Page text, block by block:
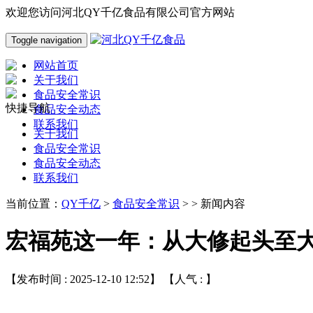
欢迎您访问河北QY千亿食品有限公司官方网站
Toggle navigation
网站首页
关于我们
食品安全常识
食品安全动态
联系我们
快捷导航
关于我们
食品安全常识
食品安全动态
联系我们
当前位置： QY千亿 > 食品安全常识 > > 新闻内容
宏福苑这一年：从大修起头至
【发布时间 : 2025-12-10 12:52】 【人气 : 】